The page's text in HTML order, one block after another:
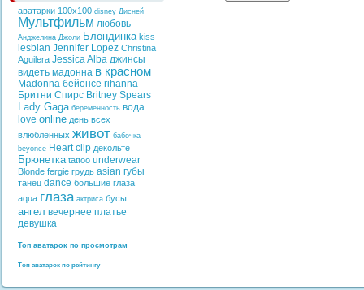
аватарки 100х100 disney Дисней
Мультфильм любовь
Анджелина Джоли Блондинка kiss
lesbian Jennifer Lopez Christina
Aguilera Jessica Alba джинсы
видеть мадонна в красном
Madonna бейонсе rihanna
Бритни Спирс Britney Spears
Lady Gaga беременность вода
love online день всех
влюблённых живот бабочка
beyonce Heart clip декольте
Брюнетка tattoo underwear
Blonde fergie грудь asian губы
танец dance большие глаза
aqua глаза актриса бусы
ангел вечернее платье
девушка
Топ аватарок по просмотрам
Топ аватарок по рейтингу